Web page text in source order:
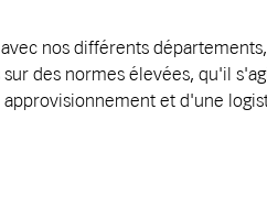
nos différents
des normes élevées, qu'il
et d'une